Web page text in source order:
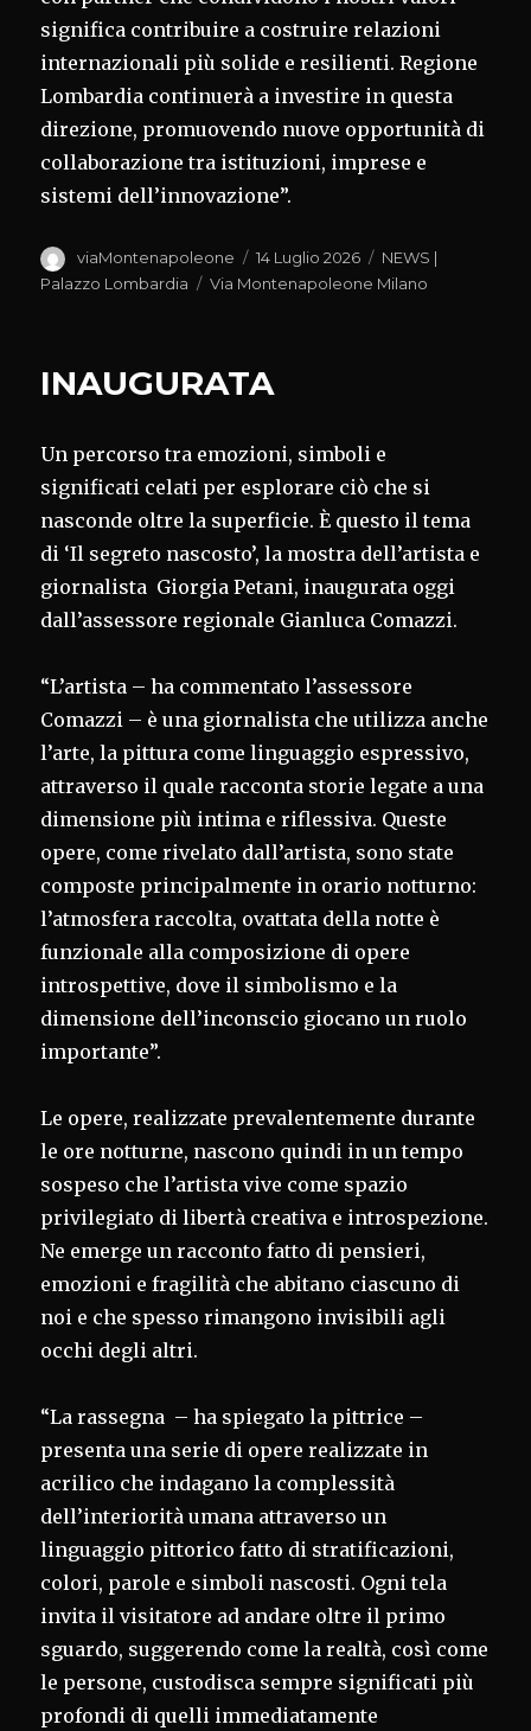
significa contribuire a costruire relazioni
internazionali più solide e resilienti. Regione
Lombardia continuerà a investire in questa
direzione, promuovendo nuove opportunità di
collaborazione tra istituzioni, imprese e
sistemi dell’innovazione”.
Autore
viaMontenapoleone
Pubblicato
il
14 Luglio 2026 Categorie
NEWS |
Palazzo Lombardia
Tag
Via Montenapoleone Milano
INAUGURATA
Un percorso tra emozioni, simboli e
significati celati per esplorare ciò che si
nasconde oltre la superficie. È questo il tema
di ‘Il segreto nascosto’, la mostra dell’artista e
giornalista Giorgia Petani, inaugurata oggi
dall’assessore regionale Gianluca Comazzi.
“L’artista – ha commentato l’assessore
Comazzi – è una giornalista che utilizza anche
l’arte, la pittura come linguaggio espressivo,
attraverso il quale racconta storie legate a una
dimensione più intima e riflessiva. Queste
opere, come rivelato dall’artista, sono state
composte principalmente in orario notturno:
l’atmosfera raccolta, ovattata della notte è
funzionale alla composizione di opere
introspettive, dove il simbolismo e la
dimensione dell’inconscio giocano un ruolo
importante”.
Le opere, realizzate prevalentemente durante
le ore notturne, nascono quindi in un tempo
sospeso che l’artista vive come spazio
privilegiato di libertà creativa e introspezione.
Ne emerge un racconto fatto di pensieri,
emozioni e fragilità che abitano ciascuno di
noi e che spesso rimangono invisibili agli
occhi degli altri.
“La rassegna – ha spiegato la pittrice –
presenta una serie di opere realizzate in
acrilico che indagano la complessità
dell’interiorità umana attraverso un
linguaggio pittorico fatto di stratificazioni,
colori, parole e simboli nascosti. Ogni tela
invita il visitatore ad andare oltre il primo
sguardo, suggerendo come la realtà, così come
le persone, custodisca sempre significati più
profondi di quelli immediatamente